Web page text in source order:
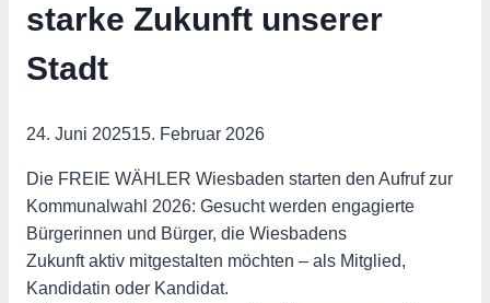
starke Zukunft unserer
Stadt
24. Juni 202515. Februar 2026
Die FREIE WÄHLER Wiesbaden starten den Aufruf zur
Kommunalwahl 2026: Gesucht werden engagierte
Bürgerinnen und Bürger, die Wiesbadens
Zukunft aktiv mitgestalten möchten – als Mitglied,
Kandidatin oder Kandidat.